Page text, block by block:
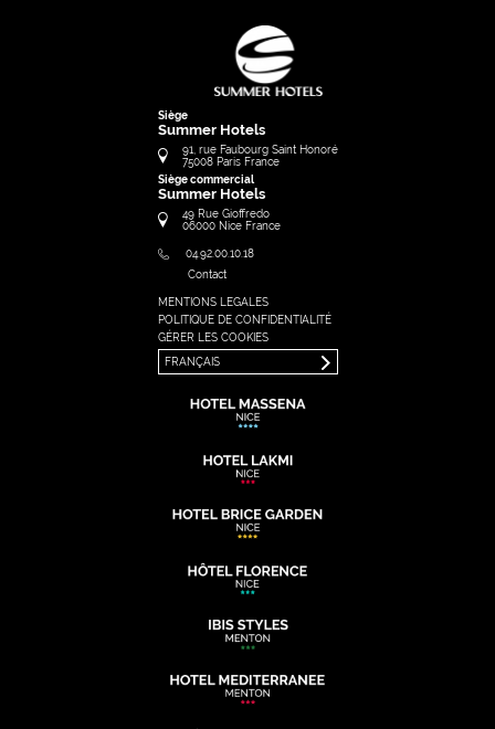
Siège
Summer Hotels
91, rue Faubourg Saint Honoré
75008 Paris France
Siège commercial
Summer Hotels
49 Rue Gioffredo
06000 Nice France
04.92.00.10.18
Contact
MENTIONS LEGALES
POLITIQUE DE CONFIDENTIALITÉ
GÉRER LES COOKIES
FRANÇAIS
FRANÇAIS
ENGLISH